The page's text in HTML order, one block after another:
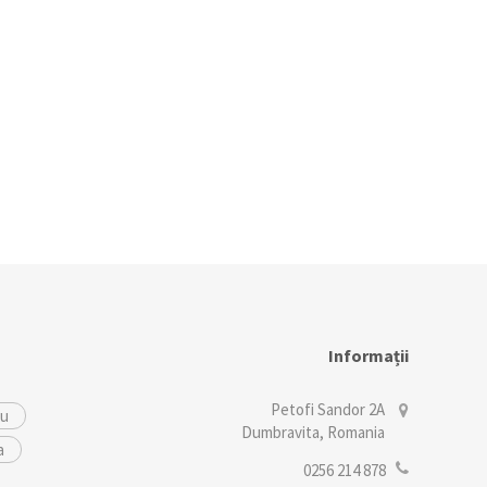
Informații
Petofi Sandor 2A
Dumbravita, Romania
0256 214 878